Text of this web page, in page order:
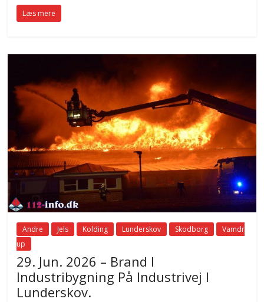
Læs mere
Andre Jels Kolding Lunderskov Skodborg
Vamdr
up
29. Jun. 2026 – Brand I
Industribygning På Industrivej I
Lunderskov.